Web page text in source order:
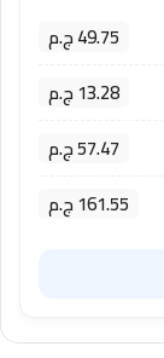
49.75 ج.م
13.28 ج.م
57.47 ج.م
161.55 ج.م